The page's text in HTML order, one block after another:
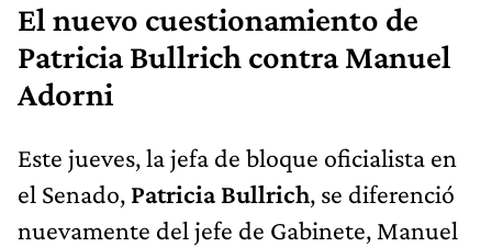
El nuevo cuestionamiento de
Patricia Bullrich contra Manuel
Adorni
Este jueves, la jefa de bloque oficialista en
el Senado, Patricia Bullrich, se diferenció
nuevamente del jefe de Gabinete, Manuel